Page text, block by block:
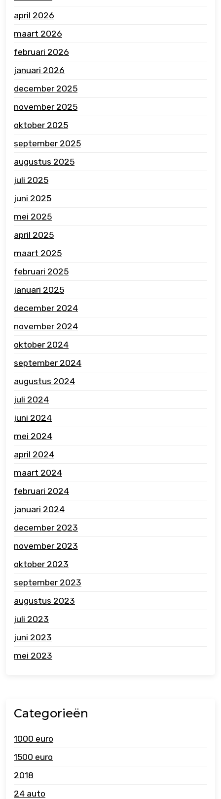
april 2026
maart 2026
februari 2026
januari 2026
december 2025
november 2025
oktober 2025
september 2025
augustus 2025
juli 2025
juni 2025
mei 2025
april 2025
maart 2025
februari 2025
januari 2025
december 2024
november 2024
oktober 2024
september 2024
augustus 2024
juli 2024
juni 2024
mei 2024
april 2024
maart 2024
februari 2024
januari 2024
december 2023
november 2023
oktober 2023
september 2023
augustus 2023
juli 2023
juni 2023
mei 2023
Categorieën
1000 euro
1500 euro
2018
24 auto